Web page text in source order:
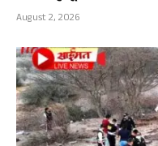
August 2, 2026